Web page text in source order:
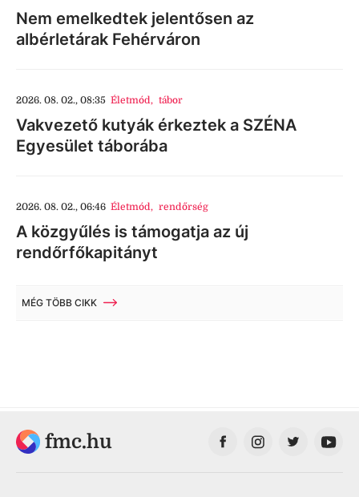
Nem emelkedtek jelentősen az
albérletárak Fehérváron
2026. 08. 02., 08:35 Életmód, tábor
Vakvezető kutyák érkeztek a SZÉNA
Egyesület táborába
2026. 08. 02., 06:46 Életmód, rendőrség
A közgyűlés is támogatja az új
rendőrfőkapitányt
MÉG TÖBB CIKK
fmc.hu